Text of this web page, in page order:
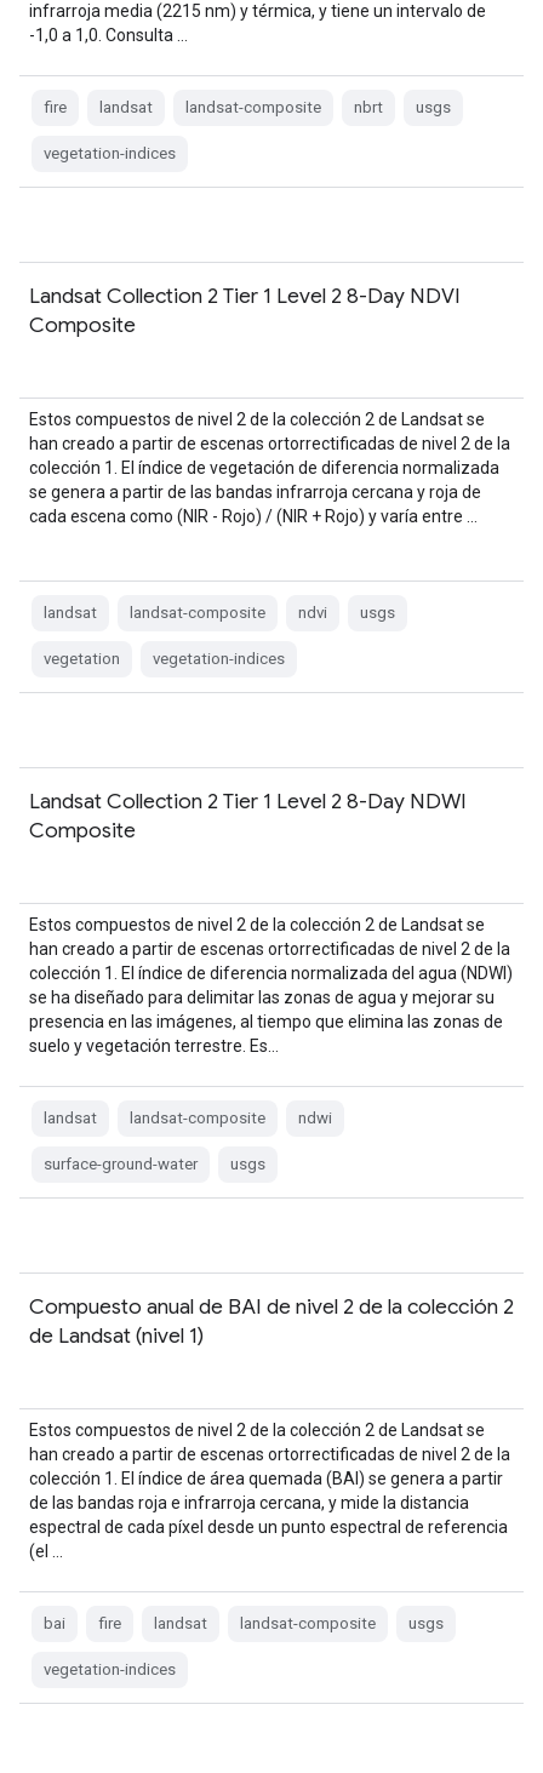
infrarroja media (2215 nm) y térmica, y tiene un intervalo de
-1,0 a 1,0. Consulta …
fire landsat landsat-composite nbrt usgs
vegetation-indices
Landsat Collection 2 Tier 1 Level 2 8-Day NDVI
Composite
Estos compuestos de nivel 2 de la colección 2 de Landsat se
han creado a partir de escenas ortorrectificadas de nivel 2 de la
colección 1. El índice de vegetación de diferencia normalizada
se genera a partir de las bandas infrarroja cercana y roja de
cada escena como (NIR - Rojo) / (NIR + Rojo) y varía entre …
landsat landsat-composite ndvi usgs
vegetation vegetation-indices
Landsat Collection 2 Tier 1 Level 2 8-Day NDWI
Composite
Estos compuestos de nivel 2 de la colección 2 de Landsat se
han creado a partir de escenas ortorrectificadas de nivel 2 de la
colección 1. El índice de diferencia normalizada del agua (NDWI)
se ha diseñado para delimitar las zonas de agua y mejorar su
presencia en las imágenes, al tiempo que elimina las zonas de
suelo y vegetación terrestre. Es…
landsat landsat-composite ndwi
surface-ground-water usgs
Compuesto anual de BAI de nivel 2 de la colección 2
de Landsat (nivel 1)
Estos compuestos de nivel 2 de la colección 2 de Landsat se
han creado a partir de escenas ortorrectificadas de nivel 2 de la
colección 1. El índice de área quemada (BAI) se genera a partir
de las bandas roja e infrarroja cercana, y mide la distancia
espectral de cada píxel desde un punto espectral de referencia
(el …
bai fire landsat landsat-composite usgs
vegetation-indices